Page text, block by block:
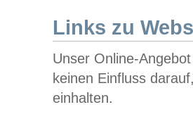
Links zu
Unser Online-
keinen Einfluss
einhalten.